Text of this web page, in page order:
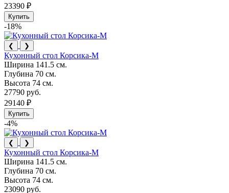
23390 ₽
Купить
-18%
❮ ❯
Кухонный стол Корсика-М
Ширина 141.5 см.
Глубина 70 см.
Высота 74 см.
27790 руб.
29140 ₽
Купить
-4%
❮ ❯
Кухонный стол Корсика-М
Ширина 141.5 см.
Глубина 70 см.
Высота 74 см.
23090 руб.